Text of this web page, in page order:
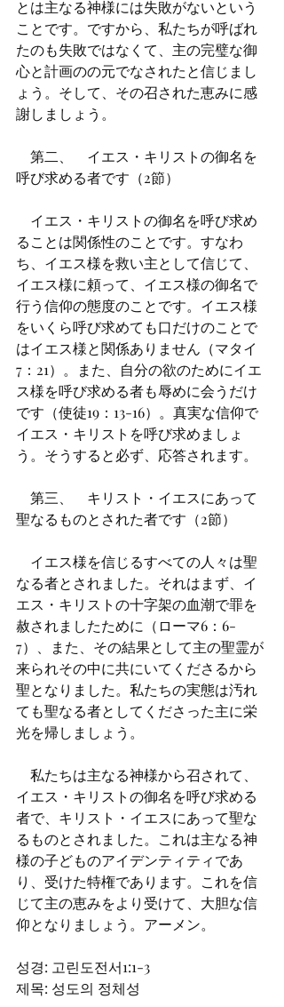
とは主なる神様には失敗がないという
ことです。ですから、私たちが呼ばれ
たのも失敗ではなくて、主の完璧な御
心と計画のの元でなされたと信じまし
ょう。そして、その召された恵みに感
謝しましょう。
呼び求める者です（2節）
ることは関係性のことです。すなわ
ち、イエス様を救い主として信じて、
イエス様に頼って、イエス様の御名で
行う信仰の態度のことです。イエス様
をいくら呼び求めても口だけのことで
はイエス様と関係ありません（マタイ
7：21）。また、自分の欲のためにイエ
ス様を呼び求める者も辱めに会うだけ
です（使徒19：13-16）。真実な信仰で
イエス・キリストを呼び求めましょ
う。そうすると必ず、応答されます。
聖なるものとされた者です（2節）
なる者とされました。それはまず、イ
エス・キリストの十字架の血潮で罪を
赦されましたために（ローマ6：6-
7）、また、その結果として主の聖霊が
来られその中に共にいてくださるから
聖となりました。私たちの実態は汚れ
ても聖なる者としてくださった主に栄
光を帰しましょう。
イエス・キリストの御名を呼び求める
者で、キリスト・イエスにあって聖な
るものとされました。これは主なる神
様の子どものアイデンティティであ
り、受けた特権であります。これを信
じて主の恵みをより受けて、大胆な信
仰となりましょう。アーメン。
성경: 고린도전서1:1-3
제목: 성도의 정체성